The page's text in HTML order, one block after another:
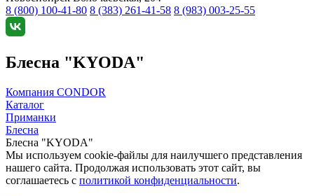
8 (800) 100-41-80 8 (383) 261-41-58 8 (983) 003-25-55
Блесна "KYODA"
Компания CONDOR
Каталог
Приманки
Блесна
Блесна "KYODA"
Мы используем cookie-файлы для наилучшего представления
нашего сайта. Продолжая использовать этот сайт, вы
соглашаетесь c политикой конфиденциальности.